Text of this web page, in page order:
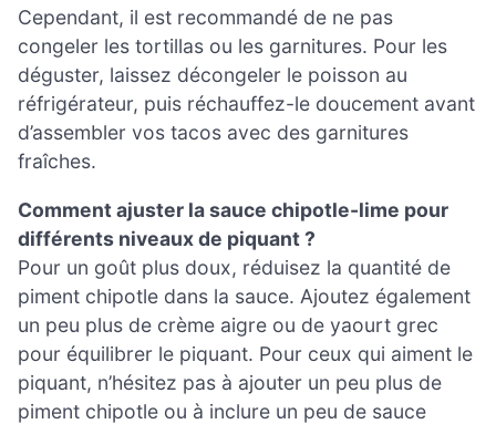
Cependant, il est recommandé de ne pas
congeler les tortillas ou les garnitures. Pour les
déguster, laissez décongeler le poisson au
réfrigérateur, puis réchauffez-le doucement avant
d’assembler vos tacos avec des garnitures
fraîches.
Comment ajuster la sauce chipotle-lime pour
différents niveaux de piquant ?
Pour un goût plus doux, réduisez la quantité de
piment chipotle dans la sauce. Ajoutez également
un peu plus de crème aigre ou de yaourt grec
pour équilibrer le piquant. Pour ceux qui aiment le
piquant, n’hésitez pas à ajouter un peu plus de
piment chipotle ou à inclure un peu de sauce